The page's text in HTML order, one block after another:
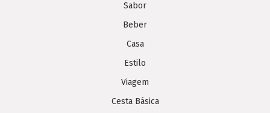
Sabor
Beber
Casa
Estilo
Viagem
Cesta Básica